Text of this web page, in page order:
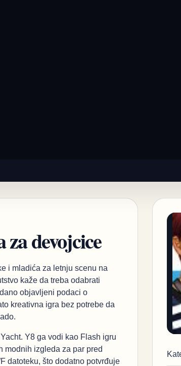
devojcice
i mladića za letnju scenu na
kaže da treba odabrati
objavljeni podaci o
kreativna igra bez potrebe da
Y8 ga vodi kao Flash igru
modnih izgleda za par pred
datoteku, što dodatno potvrđuje